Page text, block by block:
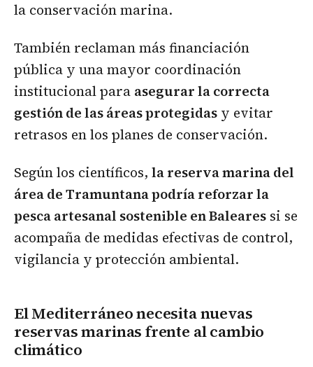
la conservación marina.
También reclaman más financiación
pública y una mayor coordinación
institucional para asegurar la correcta
gestión de las áreas protegidas y evitar
retrasos en los planes de conservación.
Según los científicos, la reserva marina del
área de Tramuntana podría reforzar la
pesca artesanal sostenible en Baleares si se
acompaña de medidas efectivas de control,
vigilancia y protección ambiental.
El Mediterráneo necesita nuevas
reservas marinas frente al cambio
climático